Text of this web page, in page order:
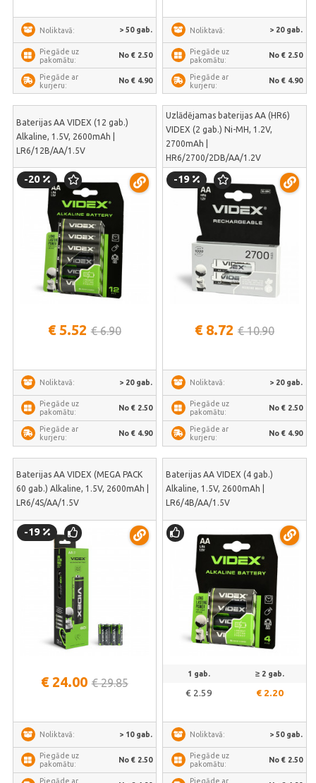
Noliktavā: > 50 gab.
Piegāde uz
pakomātu:
No € 2.50
Piegāde ar
kurjeru:
No € 4.90
Noliktavā: > 20 gab.
Piegāde uz
pakomātu:
No € 2.50
Piegāde ar
kurjeru:
No € 4.90
Baterijas AA VIDEX (12 gab.)
Alkaline, 1.5V, 2600mAh |
LR6/12B/AA/1.5V
-20
€ 5.52 € 6.90
Noliktavā: > 20 gab.
Piegāde uz
pakomātu:
No € 2.50
Piegāde ar
kurjeru:
No € 4.90
Uzlādējamas baterijas AA (HR6)
VIDEX (2 gab.) Ni-MH, 1.2V,
2700mAh |
HR6/2700/2DB/AA/1.2V
-19
€ 8.72 € 10.90
Noliktavā: > 20 gab.
Piegāde uz
pakomātu:
No € 2.50
Piegāde ar
kurjeru:
No € 4.90
Baterijas AA VIDEX (MEGA PACK
60 gab.) Alkaline, 1.5V, 2600mAh |
LR6/4S/AA/1.5V
-19
€ 24.00 € 29.85
Noliktavā: > 10 gab.
Piegāde uz
pakomātu:
No € 2.50
Piegāde ar
Baterijas AA VIDEX (4 gab.)
Alkaline, 1.5V, 2600mAh |
LR6/4B/AA/1.5V
1 gab.
€ 2.59
≥ 2 gab.
€ 2.20
Noliktavā: > 50 gab.
Piegāde uz
pakomātu:
No € 2.50
Piegāde ar